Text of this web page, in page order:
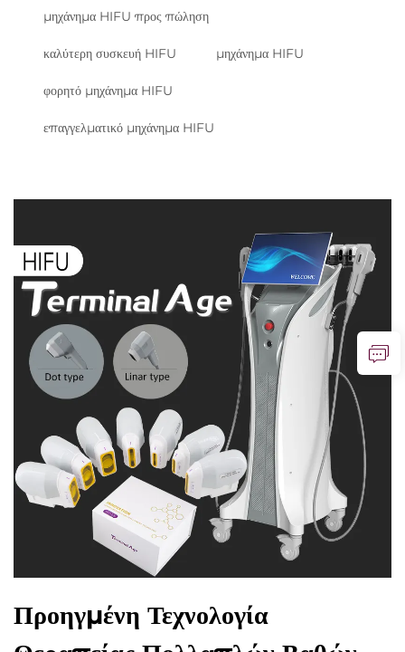
μηχάνημα HIFU προς πώληση
καλύτερη συσκευή HIFU μηχάνημα HIFU
φορητό μηχάνημα HIFU
επαγγελματικό μηχάνημα HIFU
Προηγμένη Τεχνολογία